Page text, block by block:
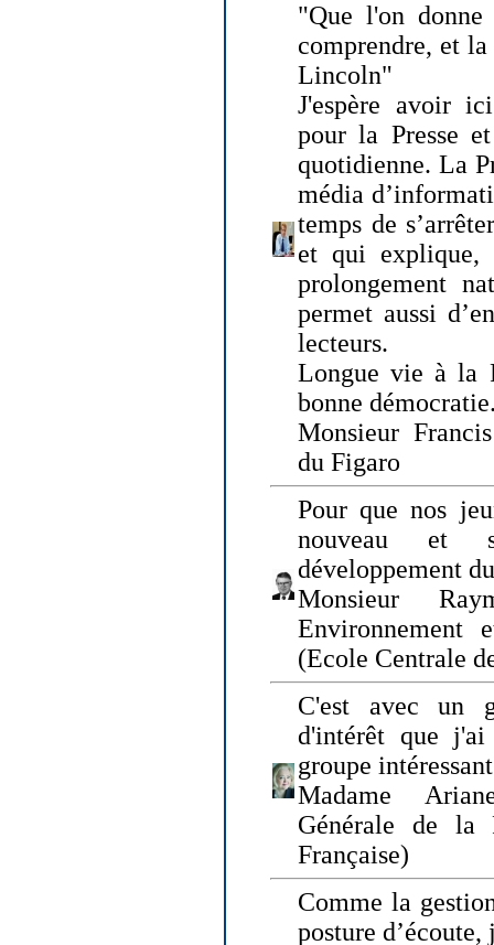
"Que l'on
comprendre, et
Lincoln"
J'espère avoir
pour la Presse
quotidienne. La
média
temps de
et qui explique,
prolongement
permet aussi
lecteurs.
Longue vie à la
bonne
Monsieur
du Figaro
Pour que nos
nouveau et
développement
Monsieur
Environnement
(Ecole Centrale
C'est avec un
d'intérêt que
groupe
Madame
Générale de la
Française)
Comme la
posture